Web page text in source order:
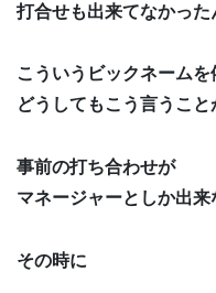
打合せも出来てなかった
こういうビックネームを
どうしてもこう言うこ
事前の打ち合わせが
マネージャーとしか出来
その時に